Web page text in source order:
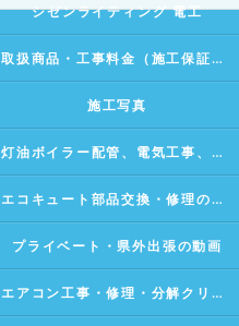
シゼンライティング 電工
取扱商品・工事料金（施工保証付き）
施工写真
灯油ボイラー配管、電気工事、水漏れ修理などの動画
エコキュート部品交換・修理の動画
プライベート・県外出張の動画
エアコン工事・修理・分解クリーニングの動画Vlog